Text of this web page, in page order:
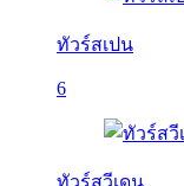
ทัวร์สเปน
6
ทัวร์สวีเดน